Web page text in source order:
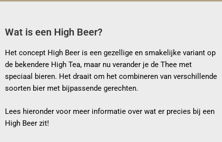
Wat is een High Beer?
Het concept High Beer is een gezellige en smakelijke variant op
de bekendere High Tea, maar nu verander je de Thee met
speciaal bieren. Het draait om het combineren van verschillende
soorten bier met bijpassende gerechten.
Lees hieronder voor meer informatie over wat er precies bij een
High Beer zit!